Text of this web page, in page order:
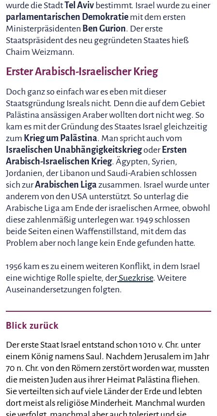
wurde die StadtTel Aviv bestimmt. Israel wurde zu einer
parlamentarischen Demokratie mit dem ersten
Ministerpräsidenten Ben Gurion. Der erste
Staatspräsident des neu gegründeten Staates hieß
Chaim Weizmann.
Erster Arabisch-Israelischer Krieg
Doch ganz so einfach war es eben mit dieser
Staatsgründung Isreals nicht. Denn die auf dem Gebiet
Palästina ansässigen Araber wollten dort nicht weg. So
kam es mit der Gründung des Staates Israel gleichzeitig
zum Krieg um Palästina. Man spricht auch vom
Israelischen UnabhängigkeitskriegoderErsten
Arabisch-Israelischen Krieg. Ägypten, Syrien,
Jordanien, der Libanon und Saudi-Arabien schlossen
sich zurArabischen Liga zusammen. Israel wurde unter
anderem von den USA unterstützt. So unterlag die
Arabische Liga am Ende der israelischen Armee, obwohl
diese zahlenmäßig unterlegen war. 1949 schlossen
beide Seiten einen Waffenstillstand, mit dem das
Problem aber noch lange kein Ende gefunden hatte.
1956 kam es zu einem weiteren Konflikt, in dem Israel
eine wichtige Rolle spielte, derSuezkrise. Weitere
Auseinandersetzungen folgten.
Blick zurück
Der erste Staat Israel entstand schon 1010 v. Chr. unter
einem König namens Saul. Nachdem Jerusalem im Jahr
70 n. Chr. von den Römern zerstört worden war, mussten
die meisten Juden aus ihrer Heimat Palästina fliehen.
Sie verteilten sich auf viele Länder der Erde und lebten
dort meist als religiöse Minderheit. Manchmal wurden